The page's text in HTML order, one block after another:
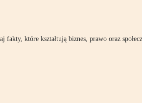
które kształtują biznes, prawo oraz